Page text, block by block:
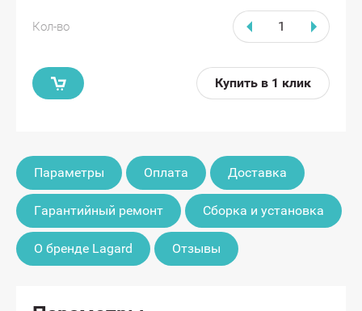
Кол-во
Купить в 1 клик
Параметры Оплата Доставка
Гарантийный ремонт Сборка и установка
О бренде Lagard Отзывы